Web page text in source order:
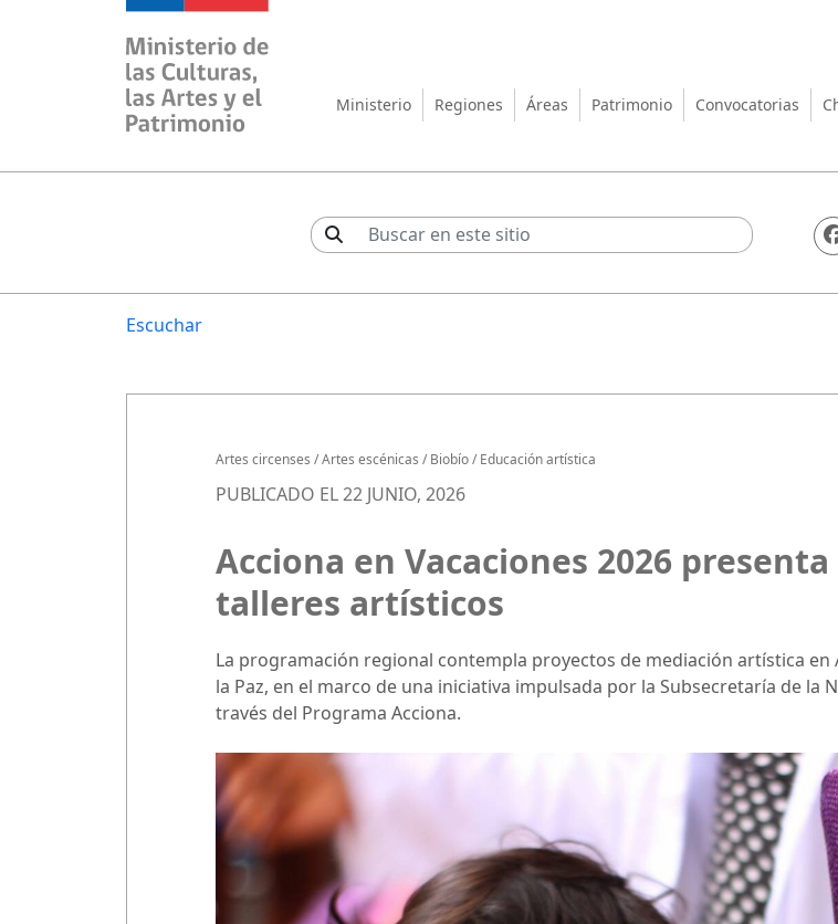
Ministerio de las Culturas, las Artes y el
Ministerio Regiones Áreas Patrimonio Convocatorias
Escuchar
Artes circenses /Artes escénicas /Biobío/Educación artística
PUBLICADO EL 22 JUNIO, 2026
Acciona en Vacaciones 2026
talleres artísticos
La programación regional contempla proyectos de mediación artística en
la Paz, en el marco de una iniciativa impulsada por la Subsecretaría de la
través del Programa Acciona.